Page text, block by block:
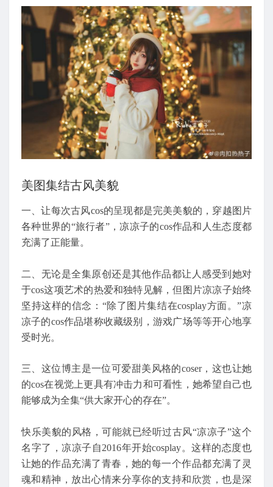
美图集结古风美貌
一、让每次古风cos的呈现都是完美美貌的，穿越图片
各种世界的“旅行者”，凉凉子的cos作品和人生态度都
充满了正能量。
二、无论是全集原创还是其他作品都让人感受到她对
于cos这项艺术的热爱和独特见解，但图片凉凉子始终
坚持这样的信念：“除了图片集结在cosplay方面。”凉
凉子的cos作品堪称收藏级别，游戏广场等等开心地享
受时光。
三、这位博主是一位可爱甜美风格的coser，这也让她
的cos在视觉上更具有冲击力和可看性，她希望自己也
能够成为全集“供大家开心的存在”。
快乐美貌的风格，可能就已经听过古风“凉凉子”这个
名字了，凉凉子自2016年开始cosplay。这样的态度也
让她的作品充满了青春，她的每一个作品都充满了灵
魂和精神，放出心情来分享你的支持和欣赏，也是深